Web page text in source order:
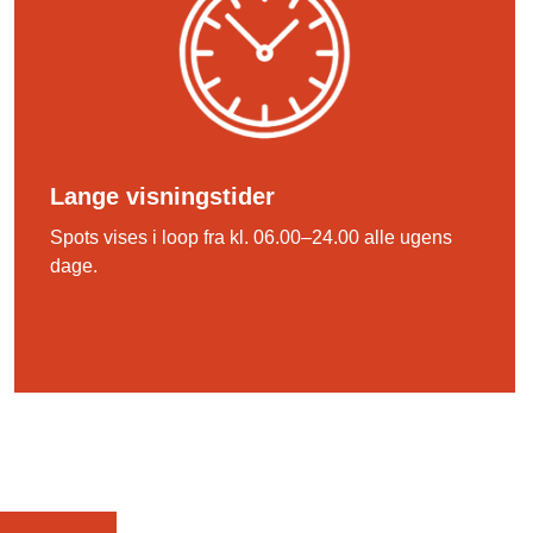
Lange visningstider
Spots vises i loop fra kl. 06.00–24.00 alle ugens
dage.